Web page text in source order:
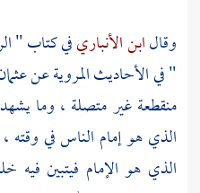
وقالابن الأنباريفي كتاب "
" في الأحاديث المروية عن
منقطعة غير متصلة ، وما
الذي هو إمام الناس في
الذي هو الإمام فيتبين فيه